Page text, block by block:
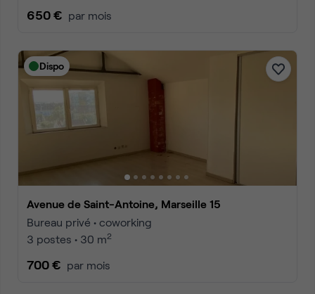
650 € par mois
Dispo
Avenue de Saint-Antoine, Marseille 15
Bureau privé • coworking
3 postes • 30 m2
700 € par mois